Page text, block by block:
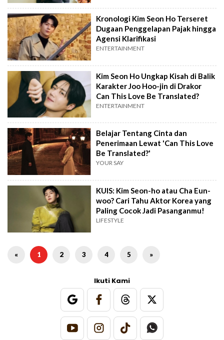
Kronologi Kim Seon Ho Terseret
Dugaan Penggelapan Pajak hingga
Agensi Klarifikasi
ENTERTAINMENT
Kim Seon Ho Ungkap Kisah di Balik
Karakter Joo Hoo-jin di Drakor
Can This Love Be Translated?
ENTERTAINMENT
Belajar Tentang Cinta dan
Penerimaan Lewat 'Can This Love
Be Translated?'
YOUR SAY
KUIS: Kim Seon-ho atau Cha Eun-
woo? Cari Tahu Aktor Korea yang
Paling Cocok Jadi Pasanganmu!
LIFESTYLE
« 1 2 3 4 5 »
Ikuti Kami